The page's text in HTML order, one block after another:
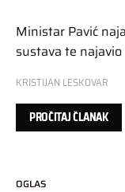
Ministar Pavić
sustava te najavio
KRISTIJAN LESKOVAR
PROČITAJ ČLANAK
OGLAS